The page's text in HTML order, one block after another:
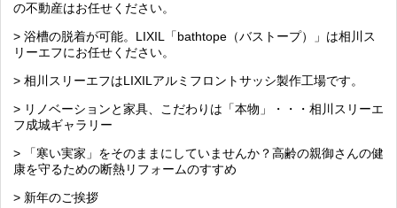
の不動産はお任せください。
> 浴槽の脱着が可能。LIXIL「bathtope（バストープ）」は相川ス
リーエフにお任せください。
> 相川スリーエフはLIXILアルミフロントサッシ製作工場です。
> リノベーションと家具、こだわりは「本物」・・・相川スリーエ
フ成城ギャラリー
> 「寒い実家」をそのままにしていませんか？高齢の親御さんの健
康を守るための断熱リフォームのすすめ
> 新年のご挨拶